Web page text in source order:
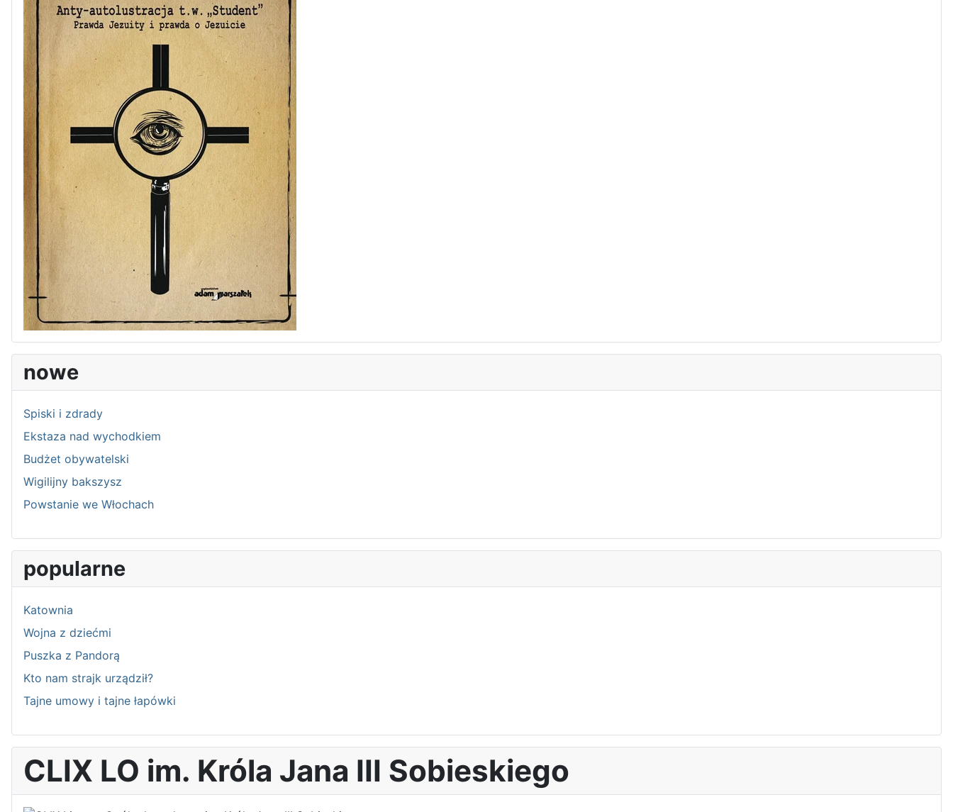
nowe
Spiski i zdrady
Ekstaza nad wychodkiem
Budżet obywatelski
Wigilijny bakszysz
Powstanie we Włochach
popularne
Katownia
Wojna z dziećmi
Puszka z Pandorą
Kto nam strajk urządził?
Tajne umowy i tajne łapówki
CLIX LO im. Króla Jana III Sobieskiego